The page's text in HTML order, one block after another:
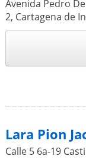
Avenida Pedro
2, Cartagena de
Lara Pion
Calle 5 6a-19